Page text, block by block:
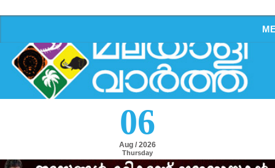
06
Aug / 2026
Thursday